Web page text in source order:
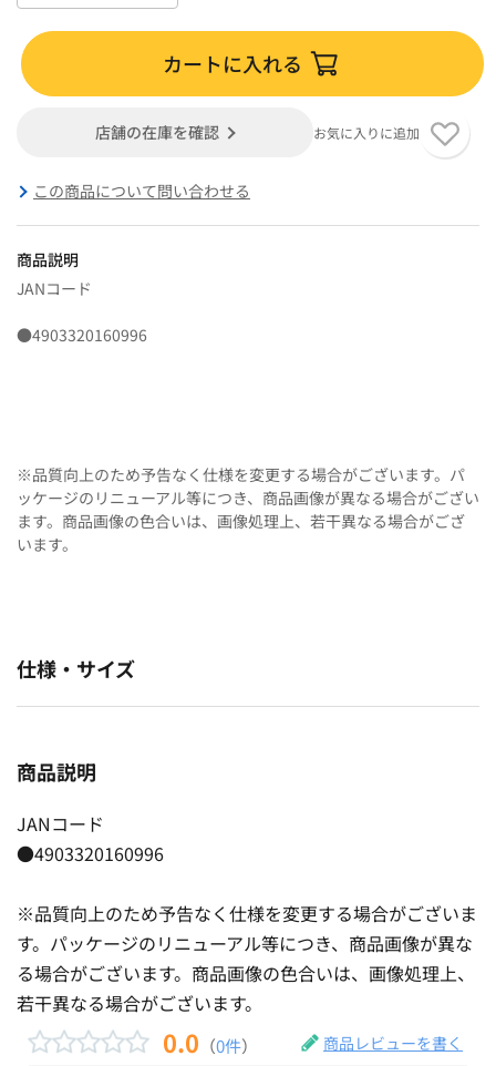
カートに入れる
店舗の在庫を確認 お気に入りに追加
この商品について問い合わせる
商品説明
JANコード
●4903320160996
※品質向上のため予告なく仕様を変更する場合がございます。パ
ッケージのリニューアル等につき、商品画像が異なる場合がござい
ます。商品画像の色合いは、画像処理上、若干異なる場合がござ
います。
仕様・サイズ
商品説明
JANコード
●4903320160996
※品質向上のため予告なく仕様を変更する場合がございま
す。パッケージのリニューアル等につき、商品画像が異な
る場合がございます。商品画像の色合いは、画像処理上、
若干異なる場合がございます。
0.0 （0件） 商品レビューを書く